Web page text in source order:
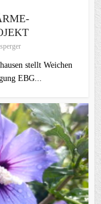
stellt Weichen
EBG...